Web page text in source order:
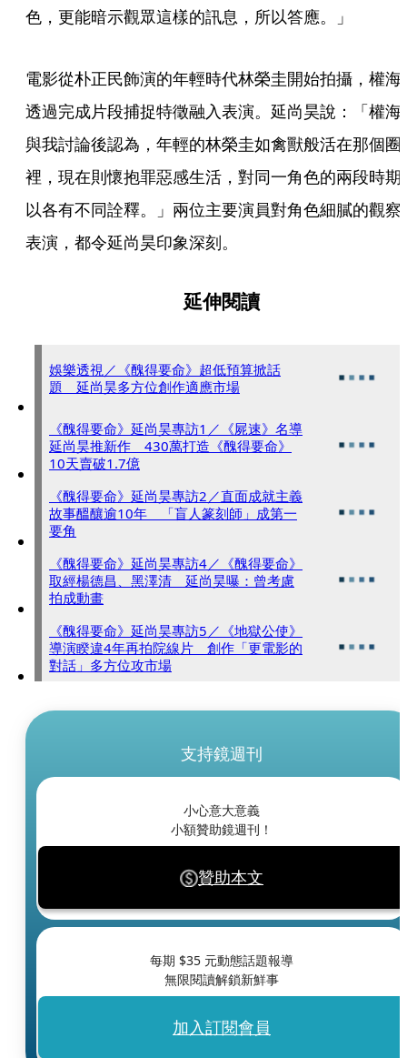
色，更能暗示觀眾這樣的訊息，所以答應。」
電影從朴正民飾演的年輕時代林榮圭開始拍攝，權海
透過完成片段捕捉特徵融入表演。延尚昊說：「權海
與我討論後認為，年輕的林榮圭如禽獸般活在那個圈
裡，現在則懷抱罪惡感生活，對同一角色的兩段時期
以各有不同詮釋。」兩位主要演員對角色細膩的觀察
表演，都令延尚昊印象深刻。
延伸閱讀
娛樂透視／《醜得要命》超低預算掀話
題 延尚昊多方位創作適應市場
《醜得要命》延尚昊專訪1／《屍速》名導
延尚昊推新作 430萬打造《醜得要命》
10天賣破1.7億
《醜得要命》延尚昊專訪2／直面成就主義
故事醞釀逾10年 「盲人篆刻師」成第一
要角
《醜得要命》延尚昊專訪4／《醜得要命》
取經楊德昌、黑澤清 延尚昊曝：曾考慮
拍成動畫
《醜得要命》延尚昊專訪5／《地獄公使》
導演睽違4年再拍院線片 創作「更電影的
對話」多方位攻市場
支持鏡週刊
小心意大意義
小額贊助鏡週刊！
贊助本文
每期 $35 元動態話題報導
無限閱讀解鎖新鮮事
加入訂閱會員